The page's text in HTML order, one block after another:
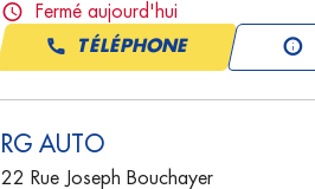
Fermé aujourd'hui
TÉLÉPHONE
RG AUTO
22 Rue Joseph Bouchayer